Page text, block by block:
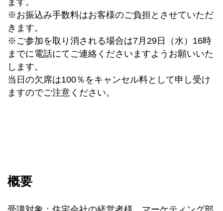
ます。
※お振込み手数料はお客様のご負担とさせていただ
きます。
※ご参加を取り消される場合は7月29日（水）16時
までに電話にてご連絡くださいますようお願いいた
します。
当日の欠席は100％をキャンセル料として申し受け
ますのでご注意ください。
概要